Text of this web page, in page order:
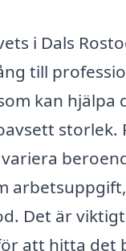
i Dals
till
kan hjälpa
storlek.
Det är
att hitta det